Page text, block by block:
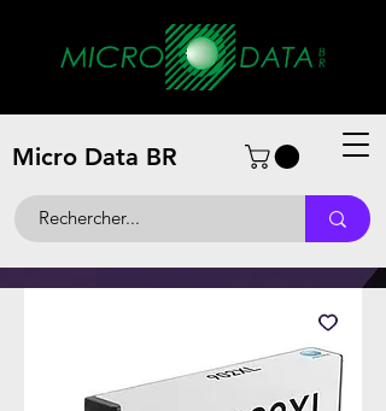
Micro Data BR